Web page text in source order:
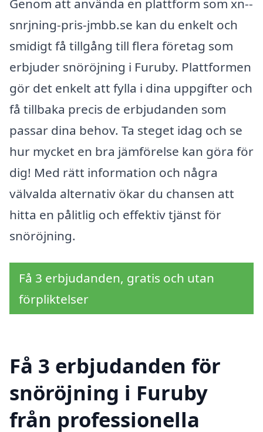
Genom att använda en plattform som xn--
snrjning-pris-jmbb.se kan du enkelt och
smidigt få tillgång till flera företag som
erbjuder snöröjning i Furuby. Plattformen
gör det enkelt att fylla i dina uppgifter och
få tillbaka precis de erbjudanden som
passar dina behov. Ta steget idag och se
hur mycket en bra jämförelse kan göra för
dig! Med rätt information och några
välvalda alternativ ökar du chansen att
hitta en pålitlig och effektiv tjänst för
snöröjning.
Få 3 erbjudanden, gratis och utan
förpliktelser
Få 3 erbjudanden för
snöröjning i Furuby
från professionella